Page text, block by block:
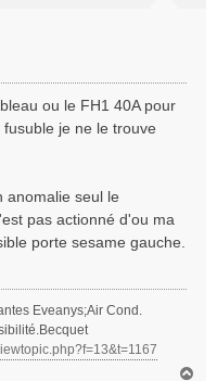
ou le FH1 40A pour
je ne le trouve
anomalie seul le
pas actionné d'ou ma
porte sesame gauche.
Eveanys;Air Cond.